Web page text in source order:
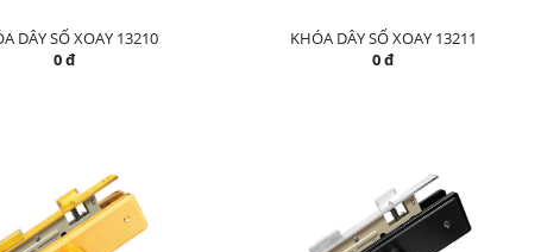
DÂY SỐ XOAY 13210
0 đ
KHÓA DÂY SỐ XOAY 13211
0 đ